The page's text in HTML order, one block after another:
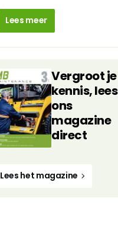
Lees meer
Vergroot je
kennis, lees
ons
magazine
direct
Lees het magazine